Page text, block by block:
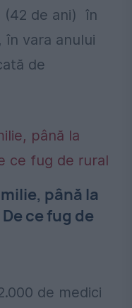
(42 de ani) în
în vara anului
de
până la
ce fug de
de medici